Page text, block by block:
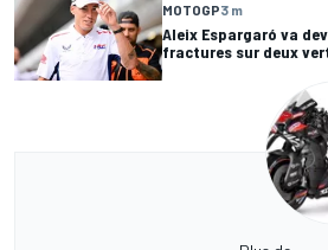
MOTOGP3 m
Aleix Espargaró va
fractures sur deux